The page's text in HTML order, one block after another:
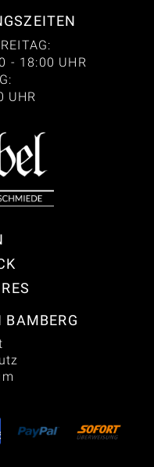
- 18:00 UHR
UHR
BAMBERG